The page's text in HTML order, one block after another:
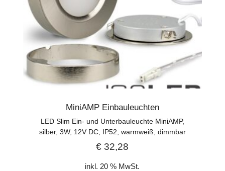
MiniAMP Einbauleuchten
LED Slim Ein- und Unterbauleuchte MiniAMP,
silber, 3W, 12V DC, IP52, warmweiß, dimmbar
€ 32,28
inkl. 20 % MwSt.